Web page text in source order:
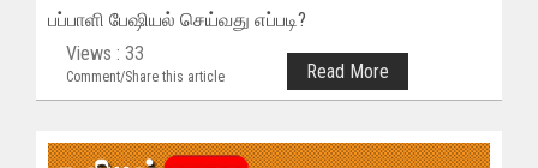
பப்பாளி பேஷியல் செய்வது எப்படி?
Views : 33
Comment/Share this article Read More